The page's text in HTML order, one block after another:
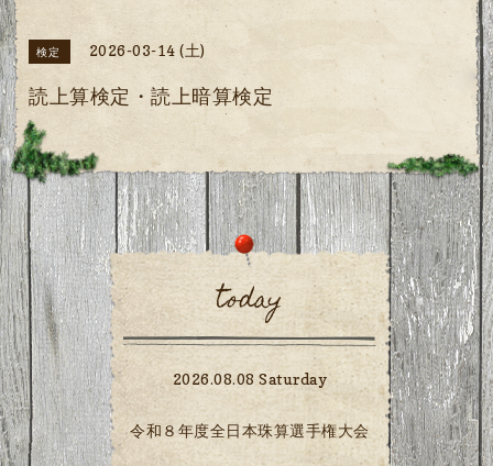
検定 2026-03-14 (土)
読上算検定・読上暗算検定
today
2026.08.08 Saturday
令和８年度全日本珠算選手権大会